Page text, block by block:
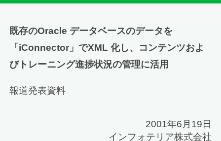
既存のOracle データベースのデータを
「iConnector」でXML 化し、コンテンツおよ
びトレーニング進捗状況の管理に活用
報道発表資料
2001年6月19日
インフォテリア株式会社